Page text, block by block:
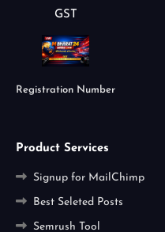
GST
Registration Number
Product Services
Signup for MailChimp
Best Seleted Posts
Semrush Tool